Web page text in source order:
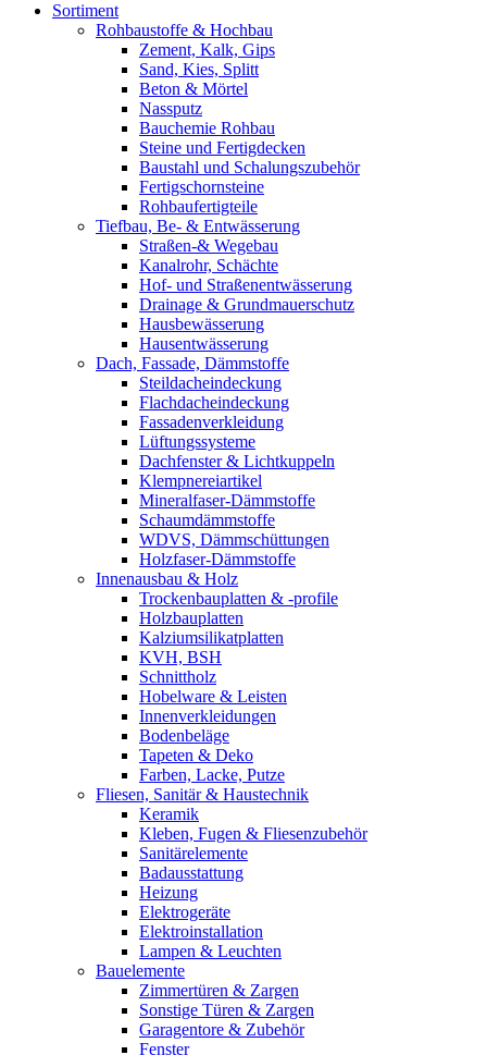
Sortiment
Rohbaustoffe & Hochbau
Zement, Kalk, Gips
Sand, Kies, Splitt
Beton & Mörtel
Nassputz
Bauchemie Rohbau
Steine und Fertigdecken
Baustahl und Schalungszubehör
Fertigschornsteine
Rohbaufertigteile
Tiefbau, Be- & Entwässerung
Straßen-& Wegebau
Kanalrohr, Schächte
Hof- und Straßenentwässerung
Drainage & Grundmauerschutz
Hausbewässerung
Hausentwässerung
Dach, Fassade, Dämmstoffe
Steildacheindeckung
Flachdacheindeckung
Fassadenverkleidung
Lüftungssysteme
Dachfenster & Lichtkuppeln
Klempnereiartikel
Mineralfaser-Dämmstoffe
Schaumdämmstoffe
WDVS, Dämmschüttungen
Holzfaser-Dämmstoffe
Innenausbau & Holz
Trockenbauplatten & -profile
Holzbauplatten
Kalziumsilikatplatten
KVH, BSH
Schnittholz
Hobelware & Leisten
Innenverkleidungen
Bodenbeläge
Tapeten & Deko
Farben, Lacke, Putze
Fliesen, Sanitär & Haustechnik
Keramik
Kleben, Fugen & Fliesenzubehör
Sanitärelemente
Badausstattung
Heizung
Elektrogeräte
Elektroinstallation
Lampen & Leuchten
Bauelemente
Zimmertüren & Zargen
Sonstige Türen & Zargen
Garagentore & Zubehör
Fenster